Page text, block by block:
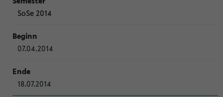
SoSe 2014
07.04.2014
18.07.2014